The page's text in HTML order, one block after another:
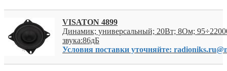
VISATON 4899
Динамик; универсальный; 20Вт; 8Ом;
звука:86дБ
Условия поставки уточняйте: